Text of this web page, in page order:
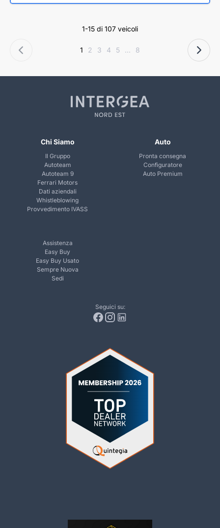
1-15 di 107 veicoli
1 2 3 4 5 ... 8
Chi Siamo
Il Gruppo
Autoteam
Autoteam 9
Ferrari Motors
Dati aziendali
Whistleblowing
Provvedimento IVASS
Auto
Pronta consegna
Configuratore
Auto Premium
Assistenza
Easy Buy
Easy Buy Usato
Sempre Nuova
Sedi
Seguici su: